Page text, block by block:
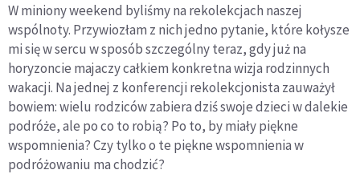
W miniony weekend byliśmy na rekolekcjach naszej
wspólnoty. Przywiozłam z nich jedno pytanie, które kołysze
mi się w sercu w sposób szczególny teraz, gdy już na
horyzoncie majaczy całkiem konkretna wizja rodzinnych
wakacji. Na jednej z konferencji rekolekcjonista zauważył
bowiem: wielu rodziców zabiera dziś swoje dzieci w dalekie
podróże, ale po co to robią? Po to, by miały piękne
wspomnienia? Czy tylko o te piękne wspomnienia w
podróżowaniu ma chodzić?